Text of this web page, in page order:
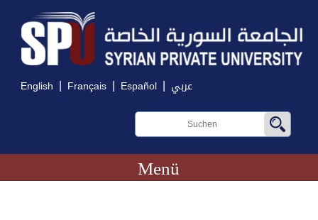
English | Français | Español | عربي
Menü